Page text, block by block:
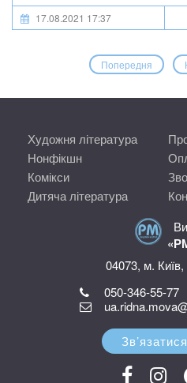
17.08.2021 17:37
Попередня
Художня література
Нонфікшн
Комікси
Дитяча література
04073, м.
050-346-55-77